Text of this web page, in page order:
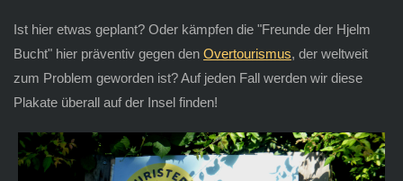
Ist hier etwas geplant? Oder kämpfen die "Freunde der Hjelm
Bucht" hier präventiv gegen den Overtourismus, der weltweit
zum Problem geworden ist? Auf jeden Fall werden wir diese
Plakate überall auf der Insel finden!